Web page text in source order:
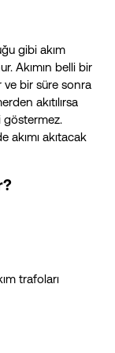
gibi akım
Akımın belli bir
ve bir süre sonra
akıtılırsa
göstermez.
akımı akıtacak
trafoları